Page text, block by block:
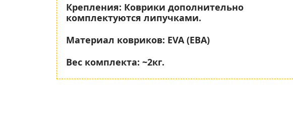
Крепления: Коврики дополнительно
комплектуются липучками.
Материал ковриков: EVA (ЕВА)
Вес комплекта: ~2кг.